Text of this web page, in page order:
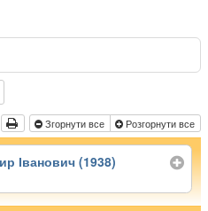
Згорнути все Розгорнути все
Іванович (1938)